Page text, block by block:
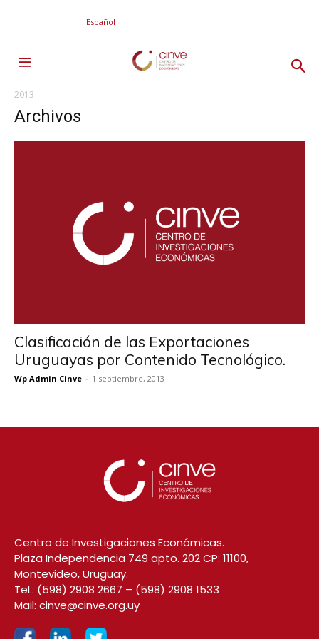
Español
2013
Archivos
Clasificación de las Exportaciones
Uruguayas por Contenido Tecnológico.
Wp Admin Cinve - 1 septiembre, 2013
Centro de Investigaciones Económicas.
Plaza Independencia 749 apto. 202 CP: 11100,
Montevideo, Uruguay.
Tel.: (598) 2908 2667 – (598) 2908 1533
Mail: cinve@cinve.org.uy